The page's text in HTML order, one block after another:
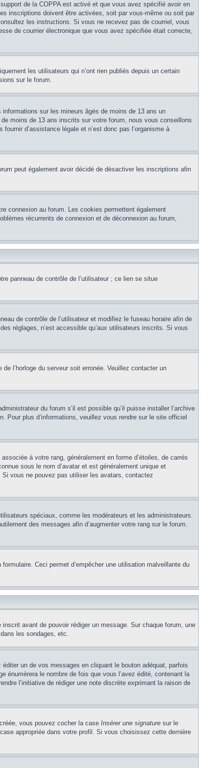
de la COPPA est activé et que vous avez spécifié avoir en
inscriptions doivent être activées, soit par vous-même ou soit par
les instructions. Si vous ne recevez pas de courriel, vous
de courrier électronique que vous avez spécifiée était correcte,
les utilisateurs qui n’ont rien publiés depuis un certain
sur le forum.
sur les mineurs âgés de moins de 13 ans un
moins de 13 ans inscrits sur votre forum, nous vous conseillons
d’assistance légale et n’est donc pas l’organisme à
peut également avoir décidé de désactiver les inscriptions afin
connexion au forum. Les cookies permettent également
récurrents de connexion et de déconnexion au forum,
panneau de contrôle de l’utilisateur ; ce lien se situe
de contrôle de l’utilisateur et modifiez le fuseau horaire afin de
réglages, n’est accessible qu’aux utilisateurs inscrits. Si vous
de l’horloge du serveur soit erronée. Veuillez contacter un
du forum s’il est possible qu’il puisse installer l’archive
Pour plus d’informations, veuillez vous rendre sur le site officiel
à votre rang, généralement en forme d’étoiles, de carrés
sous le nom d’avatar et est généralement unique et
Si vous ne pouvez pas utiliser les avatars, contactez
spéciaux, comme les modérateurs et les administrateurs.
des messages afin d’augmenter votre rang sur le forum.
Ceci permet d’empêcher une utilisation malveillante du
avant de pouvoir rédiger un message. Sur chaque forum, une
les sondages, etc.
un de vos messages en cliquant le bouton adéquat, parfois
énumèrera le nombre de fois que vous l’avez édité, contenant la
l’initiative de rédiger une note discrète exprimant la raison de
vous pouvez cocher la case Insérer une signature sur le
appropriée dans votre profil. Si vous choisissez cette dernière